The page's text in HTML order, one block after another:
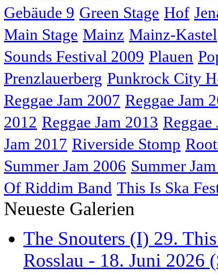
Gebäude 9 Green Stage Hof
Main Stage Mainz Mainz-Kastel
Sounds Festival 2009 Plauen
Prenzlauerberg Punkrock City
Reggae Jam 2007 Reggae Jam
2012 Reggae Jam 2013 Reggae
Jam 2017 Riverside Stomp
Summer Jam 2006 Summer
Of Riddim Band This Is Ska
Neueste Galerien
The Snouters (I) 29.
Rosslau - 18. Juni 2026